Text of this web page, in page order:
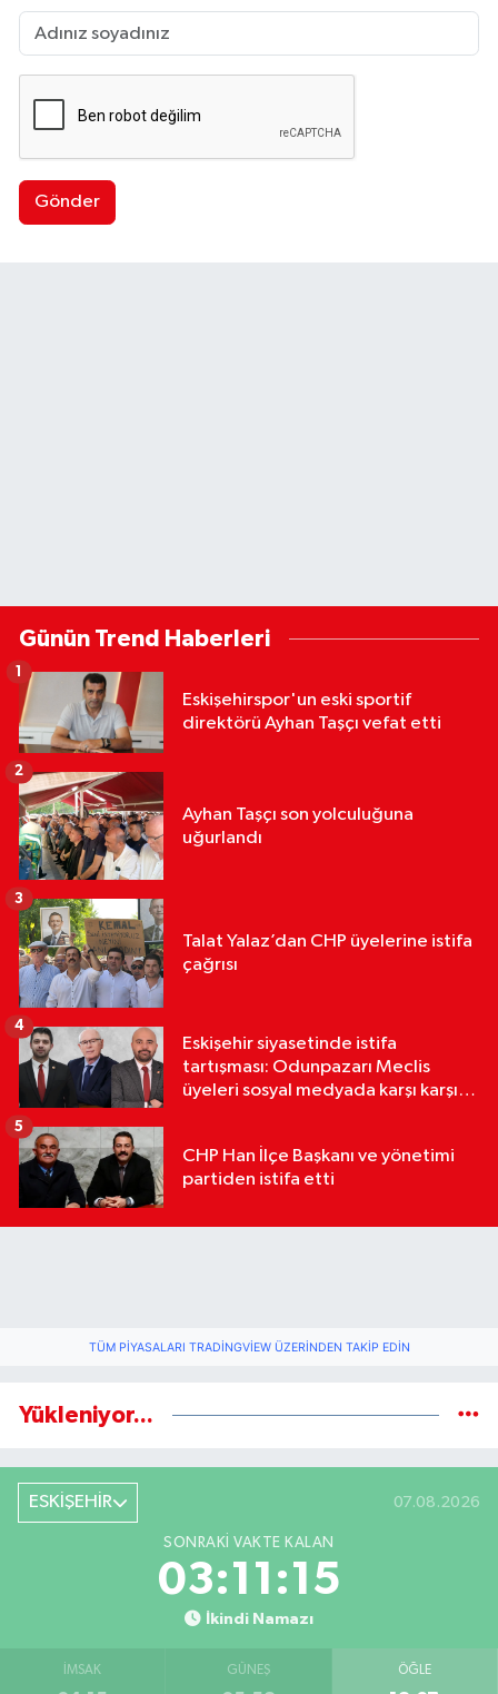
Gönder
Günün Trend Haberleri
Eskişehirspor'un eski sportif
direktörü Ayhan Taşçı vefat etti
1
Ayhan Taşçı son yolculuğuna
uğurlandı
2
Talat Yalaz’dan CHP üyelerine istifa
çağrısı
3
Eskişehir siyasetinde istifa
tartışması: Odunpazarı Meclis
üyeleri sosyal medyada karşı karşıya
4
CHP Han İlçe Başkanı ve yönetimi
partiden istifa etti
5
TÜM PIYASALARI TRADINGVIEW ÜZERINDEN TAKIP EDIN
Yükleniyor...
ESKİŞEHİR 07.08.2026
SONRAKI VAKTE KALAN
03:11:15
İkindi Namazı
İMSAK GÜNEŞ ÖĞLE